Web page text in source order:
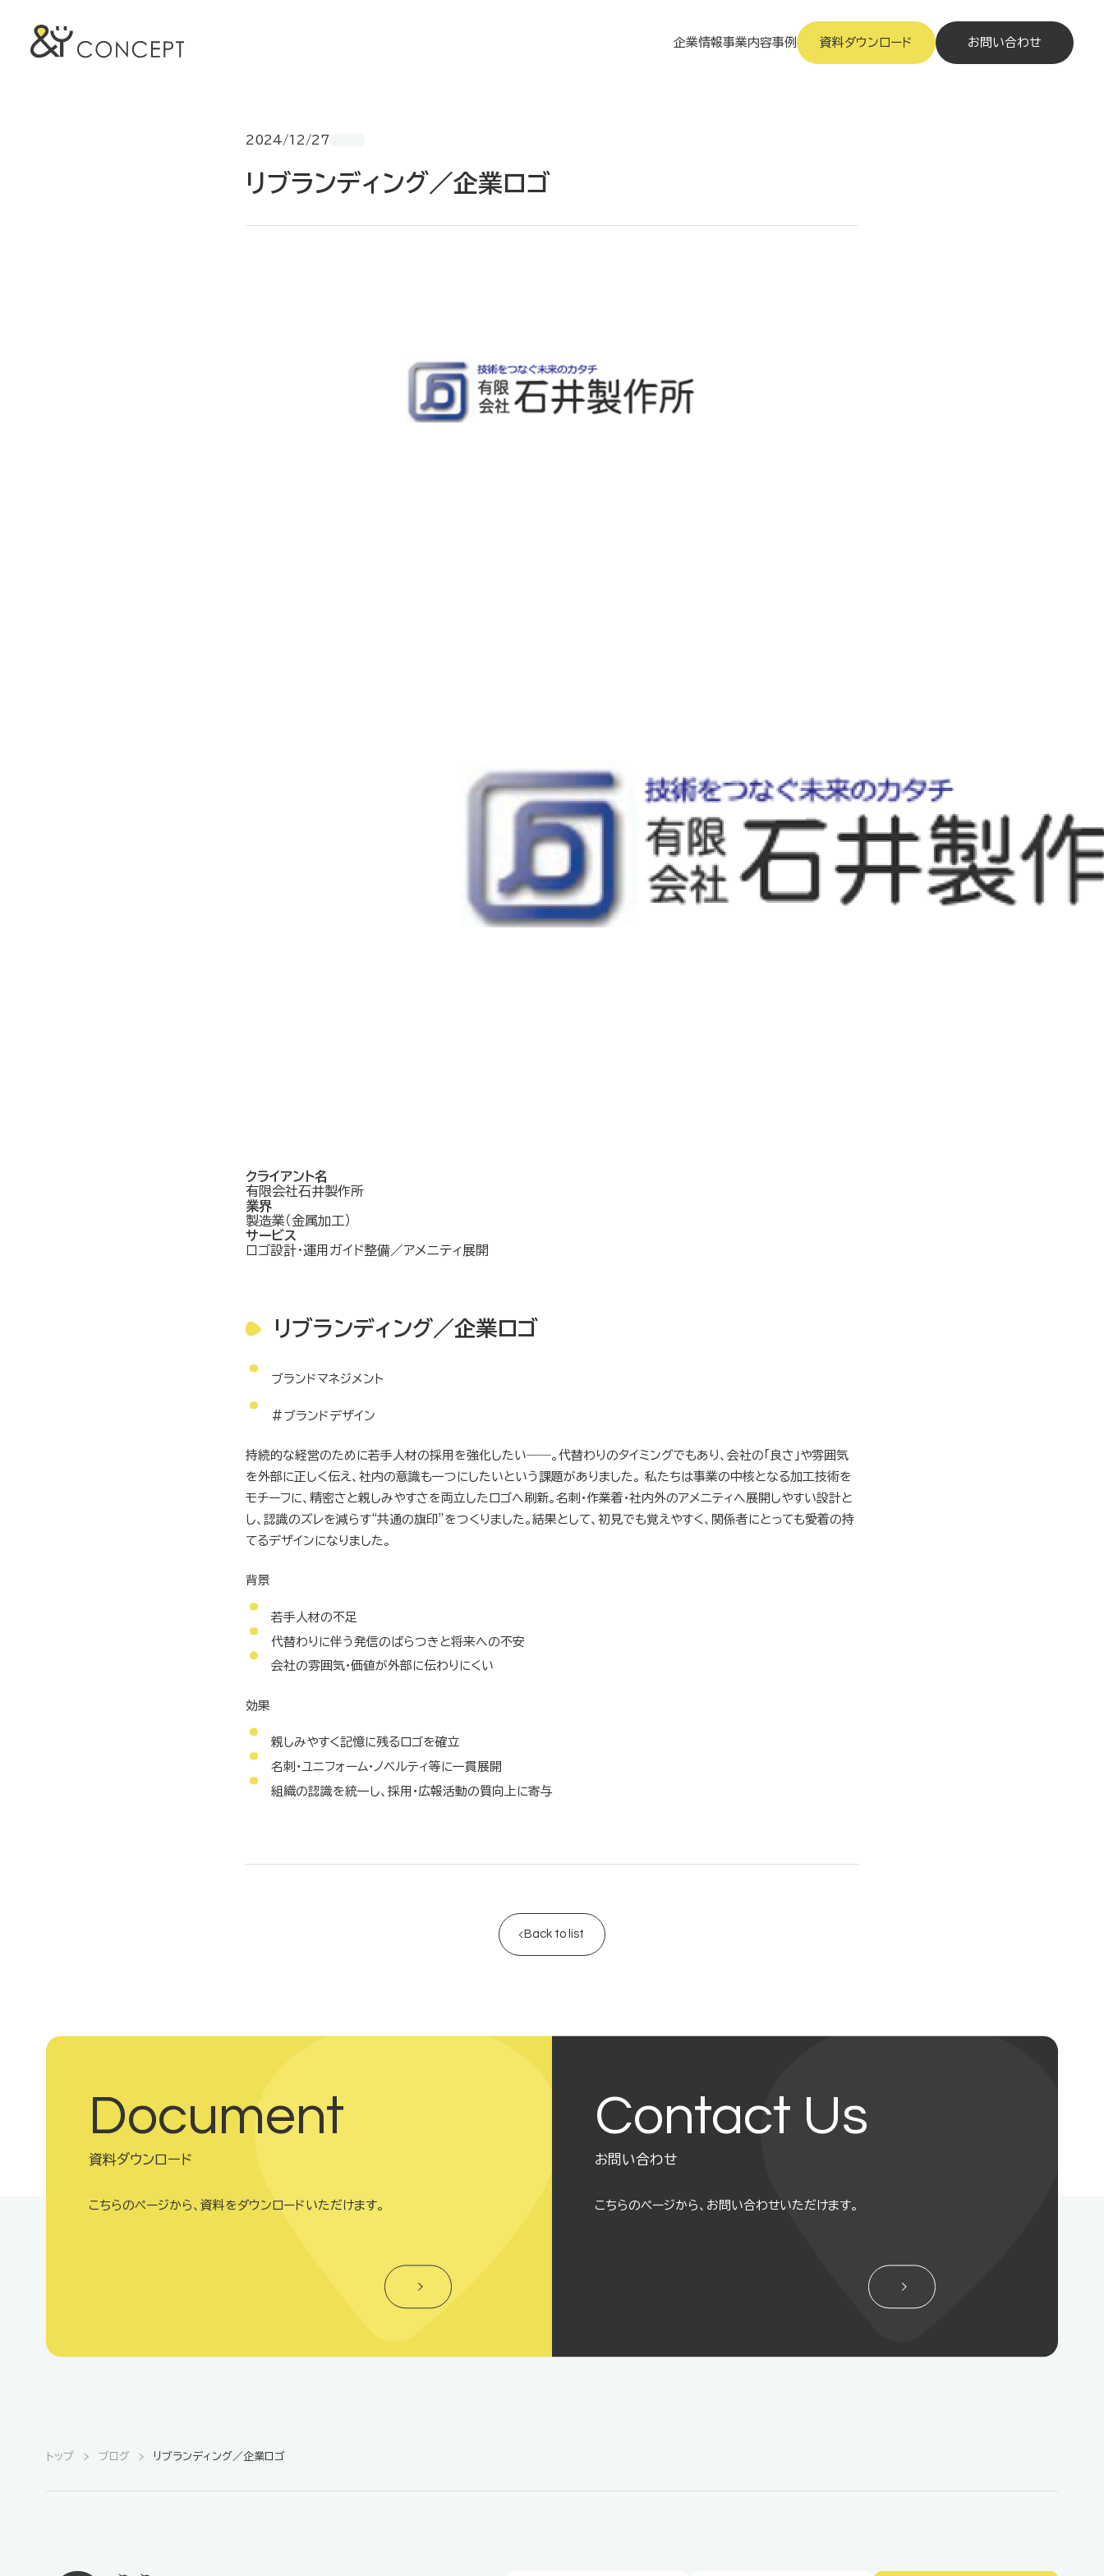
企業情報事業内容事例 資料ダウンロード お問い合わせ
2024/12/27
リブランディング／企業ロゴ
クライアント名
有限会社石井製作所
業界
製造業（金属加工）
サービス
ロゴ設計・運用ガイド整備／アメニティ展開
リブランディング／企業ロゴ
ブランドマネジメント
#ブランドデザイン
持続的な経営のために若手人材の採用を強化したい――。代替わりのタイミングでもあり、会社の「良さ」や雰囲気
を外部に正しく伝え、社内の意識も一つにしたいという課題がありました。 私たちは事業の中核となる加工技術を
モチーフに、精密さと親しみやすさを両立したロゴへ刷新。名刺・作業着・社内外のアメニティへ展開しやすい設計と
し、認識のズレを減らす“共通の旗印”をつくりました。結果として、初見でも覚えやすく、関係者にとっても愛着の持
てるデザインになりました。
背景
若手人材の不足
代替わりに伴う発信のばらつきと将来への不安
会社の雰囲気・価値が外部に伝わりにくい
効果
親しみやすく記憶に残るロゴを確立
名刺・ユニフォーム・ノベルティ等に一貫展開
組織の認識を統一し、採用・広報活動の質向上に寄与
Back to list
Document
資料ダウンロード
こちらのページから、資料をダウンロードいただけます。
Contact Us
お問い合わせ
こちらのページから、お問い合わせいただけます。
トップ ブログ リブランディング／企業ロゴ